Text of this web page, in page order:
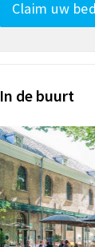
Claim uw
In de buurt